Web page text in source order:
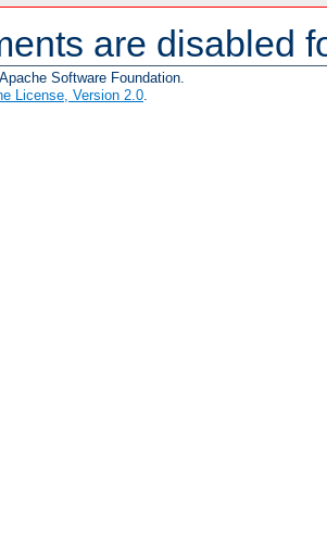
are disabled
Software Foundation.
License, Version 2.0